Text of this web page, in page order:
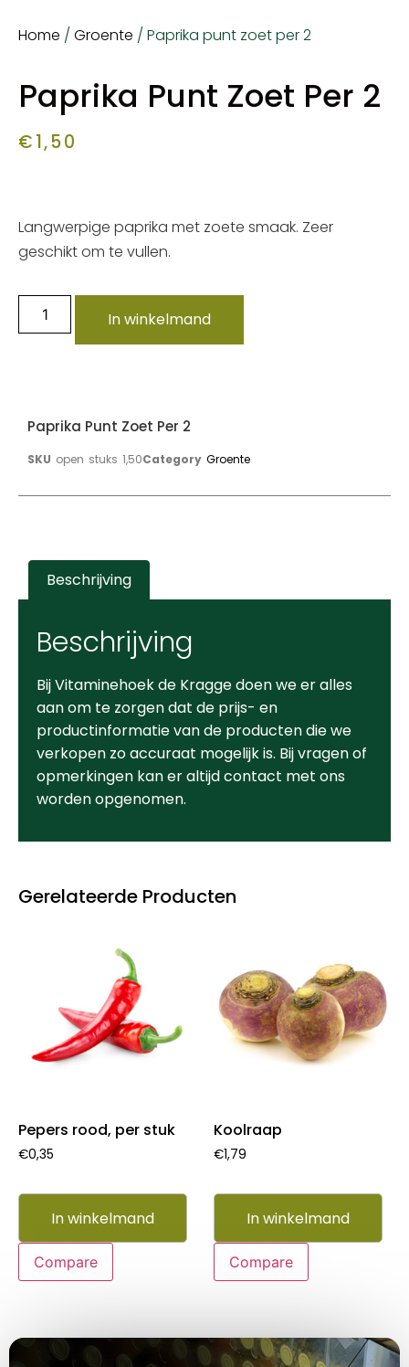
Home / Groente / Paprika punt zoet per 2
Paprika Punt Zoet Per 2
€1,50
Langwerpige paprika met zoete smaak. Zeer
geschikt om te vullen.
In winkelmand
Gerelateerde Producten
Pepers rood, per stuk
€0,35
In winkelmand
Compare
Koolraap
€1,79
In winkelmand
Compare
Paprika Punt Zoet Per 2
SKU open stuks 1,50Category Groente
Beschrijving
Beschrijving
Bij Vitaminehoek de Kragge doen we er alles
aan om te zorgen dat de prijs- en
productinformatie van de producten die we
verkopen zo accuraat mogelijk is. Bij vragen of
opmerkingen kan er altijd contact met ons
worden opgenomen.